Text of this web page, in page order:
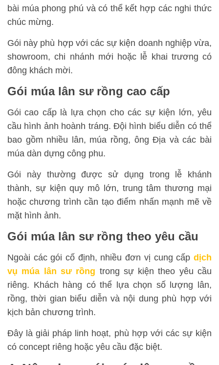
bài múa phong phú và có thể kết hợp các nghi thức
chúc mừng.
Gói này phù hợp với các sự kiện doanh nghiệp vừa,
showroom, chi nhánh mới hoặc lễ khai trương có
đông khách mời.
Gói múa lân sư rồng cao cấp
Gói cao cấp là lựa chọn cho các sự kiện lớn, yêu
cầu hình ảnh hoành tráng. Đội hình biểu diễn có thể
bao gồm nhiều lân, múa rồng, ông Địa và các bài
múa dàn dựng công phu.
Gói này thường được sử dụng trong lễ khánh
thành, sự kiện quy mô lớn, trung tâm thương mại
hoặc chương trình cần tạo điểm nhấn mạnh mẽ về
mặt hình ảnh.
Gói múa lân sư rồng theo yêu cầu
Ngoài các gói cố định, nhiều đơn vị cung cấp dịch
vụ múa lân sư rồng trong sự kiện theo yêu cầu
riêng. Khách hàng có thể lựa chọn số lượng lân,
rồng, thời gian biểu diễn và nội dung phù hợp với
kịch bản chương trình.
Đây là giải pháp linh hoạt, phù hợp với các sự kiện
có concept riêng hoặc yêu cầu đặc biệt.